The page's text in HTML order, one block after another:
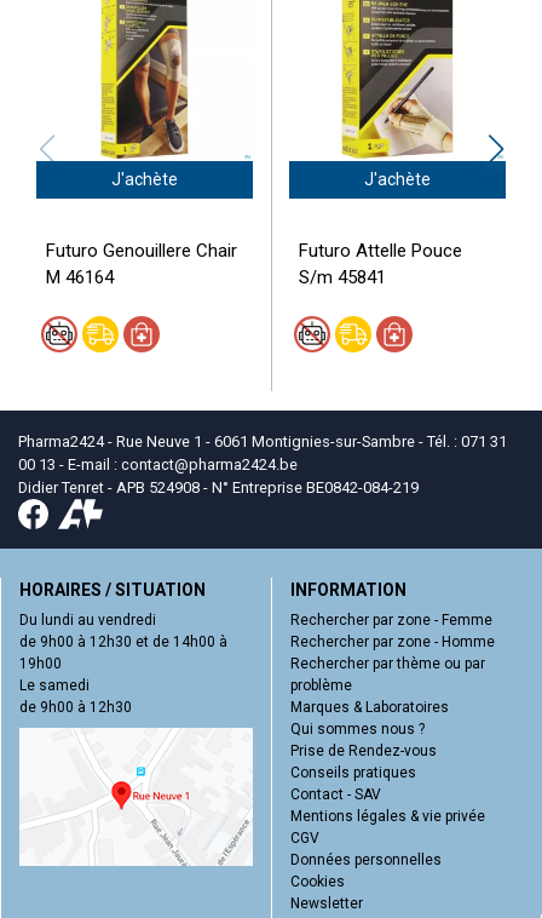
J'achète
Futuro Genouillere Chair
M 46164
J'achète
Futuro Attelle Pouce
S/m 45841
Pharma2424 - Rue Neuve 1 - 6061 Montignies-sur-Sambre - Tél. : 071 31
00 13 - E-mail : contact@pharma2424.be
Didier Tenret - APB 524908 - N° Entreprise BE0842-084-219
HORAIRES / SITUATION
Du lundi au vendredi
de 9h00 à 12h30 et de 14h00 à
19h00
Le samedi
de 9h00 à 12h30
INFORMATION
Rechercher par zone - Femme
Rechercher par zone - Homme
Rechercher par thème ou par
problème
Marques & Laboratoires
Qui sommes nous ?
Prise de Rendez-vous
Conseils pratiques
Contact - SAV
Mentions légales & vie privée
CGV
Données personnelles
Cookies
Newsletter